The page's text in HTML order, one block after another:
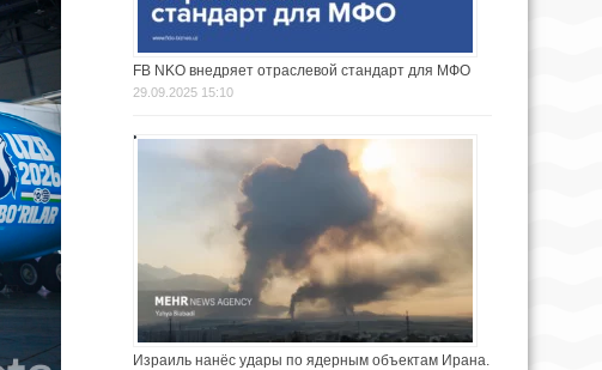
FB NKO внедряет отраслевой стандарт для МФО
29.09.2025 15:10
Израиль нанёс удары по ядерным объектам Ирана.